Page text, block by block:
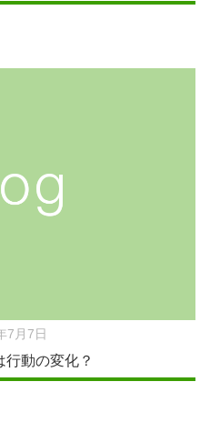
7月7日
行動の変化？